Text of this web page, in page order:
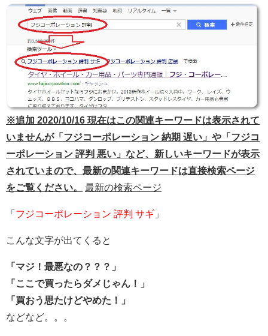
※追加 2020/10/16 現在はこの関連キーワードは表示されて
いませんが「フジコーポレーション 納期 遅い」や「フジコ
ーポレーション 評判 悪い」など、新しいキーワードが表示
されていまので、最新の関連キーワードは直接検索ページ
をご覧ください。
最新の検索ページ
「 フジコーポレーション 評判 サギ 」
こんな文字が出てくると
「マジ！最悪なの？？？」
「ここで買ったらダメじゃん！」
「買おう思たけどやめた！」
などなど。。。